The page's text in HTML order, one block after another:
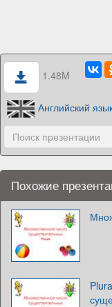
1.48M
Английский
Похожие